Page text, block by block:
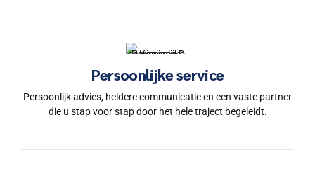
Persoonlijke service
Persoonlijk advies, heldere communicatie en een vaste partner
die u stap voor stap door het hele traject begeleidt.